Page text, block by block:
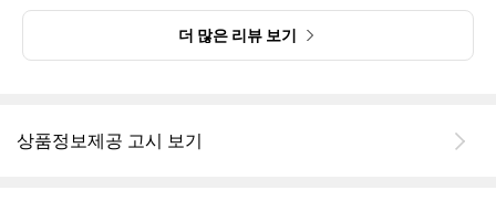
더 많은 리뷰 보기
상품정보제공 고시 보기